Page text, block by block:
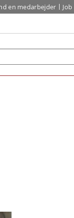
en medarbejder Job